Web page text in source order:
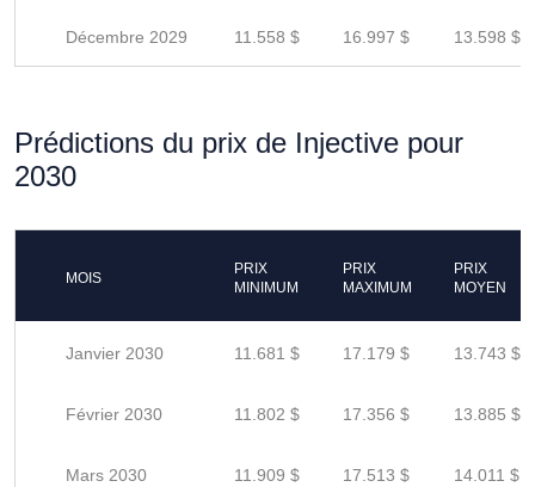
Décembre 2029 11.558 $ 16.997 $ 13.598 $
Prédictions du prix de Injective pour
2030
MOIS
PRIX
MINIMUM
PRIX
MAXIMUM
PRIX
MOYEN
Janvier 2030 11.681 $ 17.179 $ 13.743 $
Février 2030 11.802 $ 17.356 $ 13.885 $
Mars 2030 11.909 $ 17.513 $ 14.011 $